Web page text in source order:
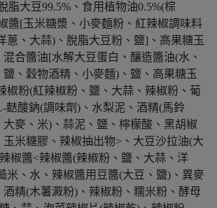
脂大豆99.5%、食用植物油0.5%(棕
醬[玉米糖漿、小麥麵粉、紅辣椒調味料
蔥、大蒜)、脫脂大豆粉、鹽]、高果糖玉
合醬油[水解大豆蛋白、釀造醬油(水、
、穀物酒精、小麥麵)、鹽、高果糖玉
椒粉(紅辣椒粉、鹽、大蒜、辣椒粉、葡
麩酸鈉(調味劑)、水梨泥、酒精(馬鈴
麥、米)、蒜泥、鹽、檸檬酸、黑胡椒
米糖膠、辣椒抽出物>、大豆沙拉油(大
椒醬<辣椒醬(辣椒粉、鹽、大蒜、洋
米、水、辣椒醬用豆醬(大豆、鹽)、異麥
精(木薯澱粉)、辣椒粉、糯米粉、酵母